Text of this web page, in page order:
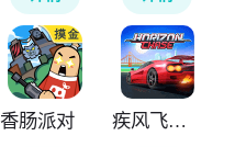
香肠派对 疾风飞车世界